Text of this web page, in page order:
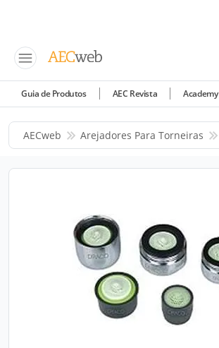
Guia de Produtos AEC Revista Academy
AECweb Arejadores Para Torneiras